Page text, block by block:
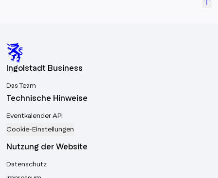
Ingolstadt Business
Das Team
Technische Hinweise
Eventkalender API
Cookie-Einstellungen
Nutzung der Website
Datenschutz